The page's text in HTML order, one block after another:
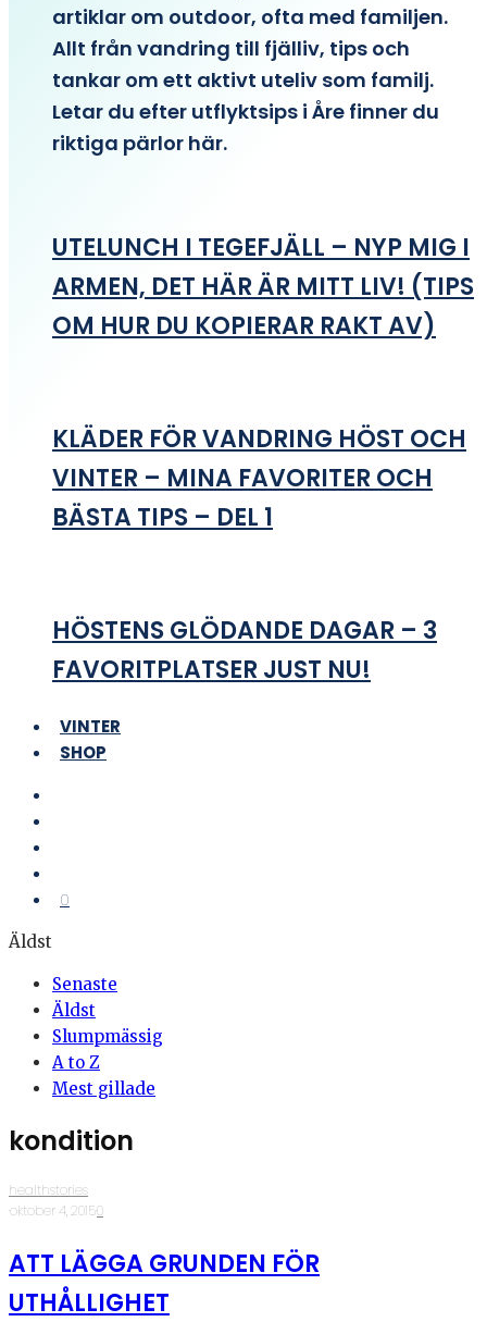
artiklar om outdoor, ofta med familjen.
Allt från vandring till fjälliv, tips och
tankar om ett aktivt uteliv som familj.
Letar du efter utflyktsips i Åre finner du
riktiga pärlor här.
UTELUNCH I TEGEFJÄLL – NYP MIG I
ARMEN, DET HÄR ÄR MITT LIV! (TIPS
OM HUR DU KOPIERAR RAKT AV)
KLÄDER FÖR VANDRING HÖST OCH
VINTER – MINA FAVORITER OCH
BÄSTA TIPS – DEL 1
HÖSTENS GLÖDANDE DAGAR – 3
FAVORITPLATSER JUST NU!
VINTER
SHOP
0
Äldst
Senaste
Äldst
Slumpmässig
A to Z
Mest gillade
kondition
healthstories
·oktober 4, 2015·0
ATT LÄGGA GRUNDEN FÖR
UTHÅLLIGHET